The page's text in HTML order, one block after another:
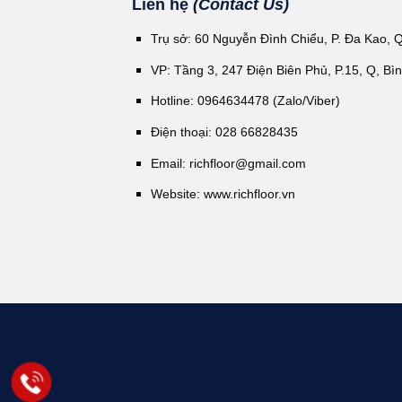
Liên hệ (Contact Us)
Trụ sở: 60 Nguyễn Đình Chiểu, P. Đa Kao,
VP: Tầng 3, 247 Điện Biên Phủ, P.15, Q,
Hotline: 0964634478 (Zalo/Viber)
Điện thoại: 028 66828435
Email: richfloor@gmail.com
Website: www.richfloor.vn